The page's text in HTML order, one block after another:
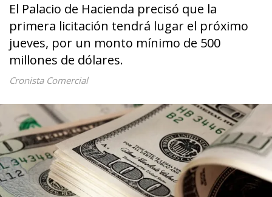
El Palacio de Hacienda precisó que la
primera licitación tendrá lugar el próximo
jueves, por un monto mínimo de 500
millones de dólares.
Cronista Comercial